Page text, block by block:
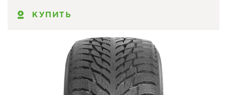
КУПИТЬ